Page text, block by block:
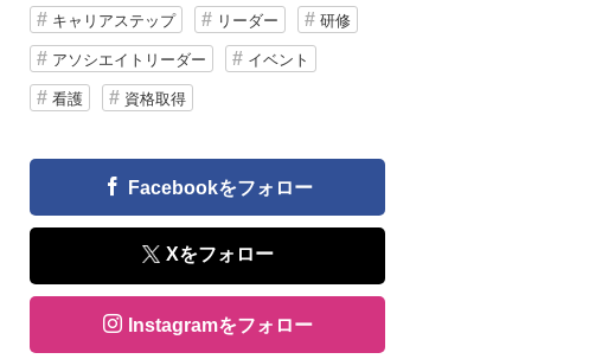
キャリアステップ リーダー 研修
アソシエイトリーダー イベント
看護 資格取得
Facebookをフォロー
Xをフォロー
Instagramをフォロー